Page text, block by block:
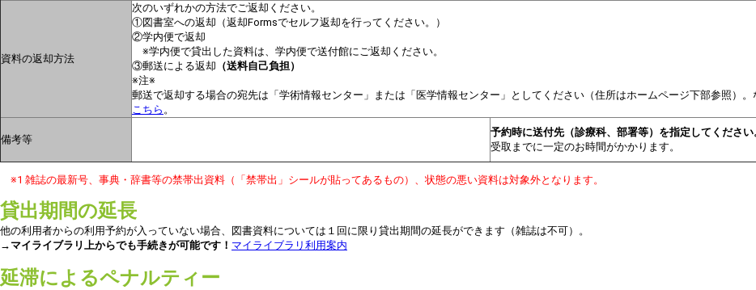
資料の返却方法
次のいずれかの方法でご返却ください。
①図書室への返却（返却Formsでセルフ返却を行ってください。）
②学内便で返却
※学内便で貸出した資料は、学内便で送付館にご返却ください。
③郵送による返却 （送料自己負担）
※注※
郵送で返却する場合の宛先は「学術情報センター」または「医学情報センター」としてください（住所はホームページ下部参照）。
こちら 。
備考等
予約時に送付先（診療科、部署等）を指定してください
受取までに一定のお時間がかかります。
※1 雑誌の最新号、事典・辞書等の禁帯出資料（「禁帯出」シールが貼ってあるもの）、状態の悪い資料は対象外となります。
貸出期間の延長
他の利用者からの利用予約が入っていない場合、図書資料については１回に限り貸出期間の延長ができます（雑誌は不可）。
→マイライブラリ上からでも手続きが可能です！ マイライブラリ利用案内
延滞によるペナルティー